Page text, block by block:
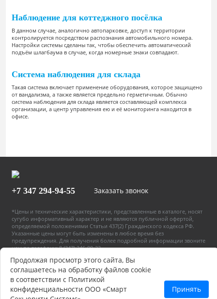
Наблюдение для коттеджного посёлка
В данном случае, аналогично автопарковке, доступ к территории
контролируется посредством распознания автомобильного номера.
Настройки системы сделаны так, чтобы обеспечить автоматический
подъём шлагбаума в случае, когда номерные знаки совпадают.
Система наблюдения для склада
Такая система включает применение оборудования, которое защищено
от вандализма, а также является предельно герметичным. Обычно
система наблюдения для склада является составляющей комплекса
организации, а центр управления ею и её мониторинга находится в
офисе.
+7 347 294-94-55 Заказать звонок
*Цены и технические характеристики, представленные в каталоге, носят
сугубо информативный характер и не являются публичной офертой,
определяемой положениями Статьи 437(2) Гражданского кодекса РФ.
Указанные цены могут быть изменены в любое время без
предупреждения. Для получения более подробной информации звоните
нам по телефону: 8 (347) 246-90-22
ООО «Смарт Секьюрити Системс» ИНН/КПП 0277128850/027701001
Политика конфиденциальности
Пользовательское соглашение
Продолжая просмотр этого сайта, Вы
соглашаетесь на обработку файлов cookie
в соответствии с Политикой
конфиденциальности ООО «Смарт
Принять